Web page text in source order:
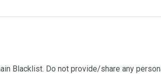
Blacklist. Do not provide/share any